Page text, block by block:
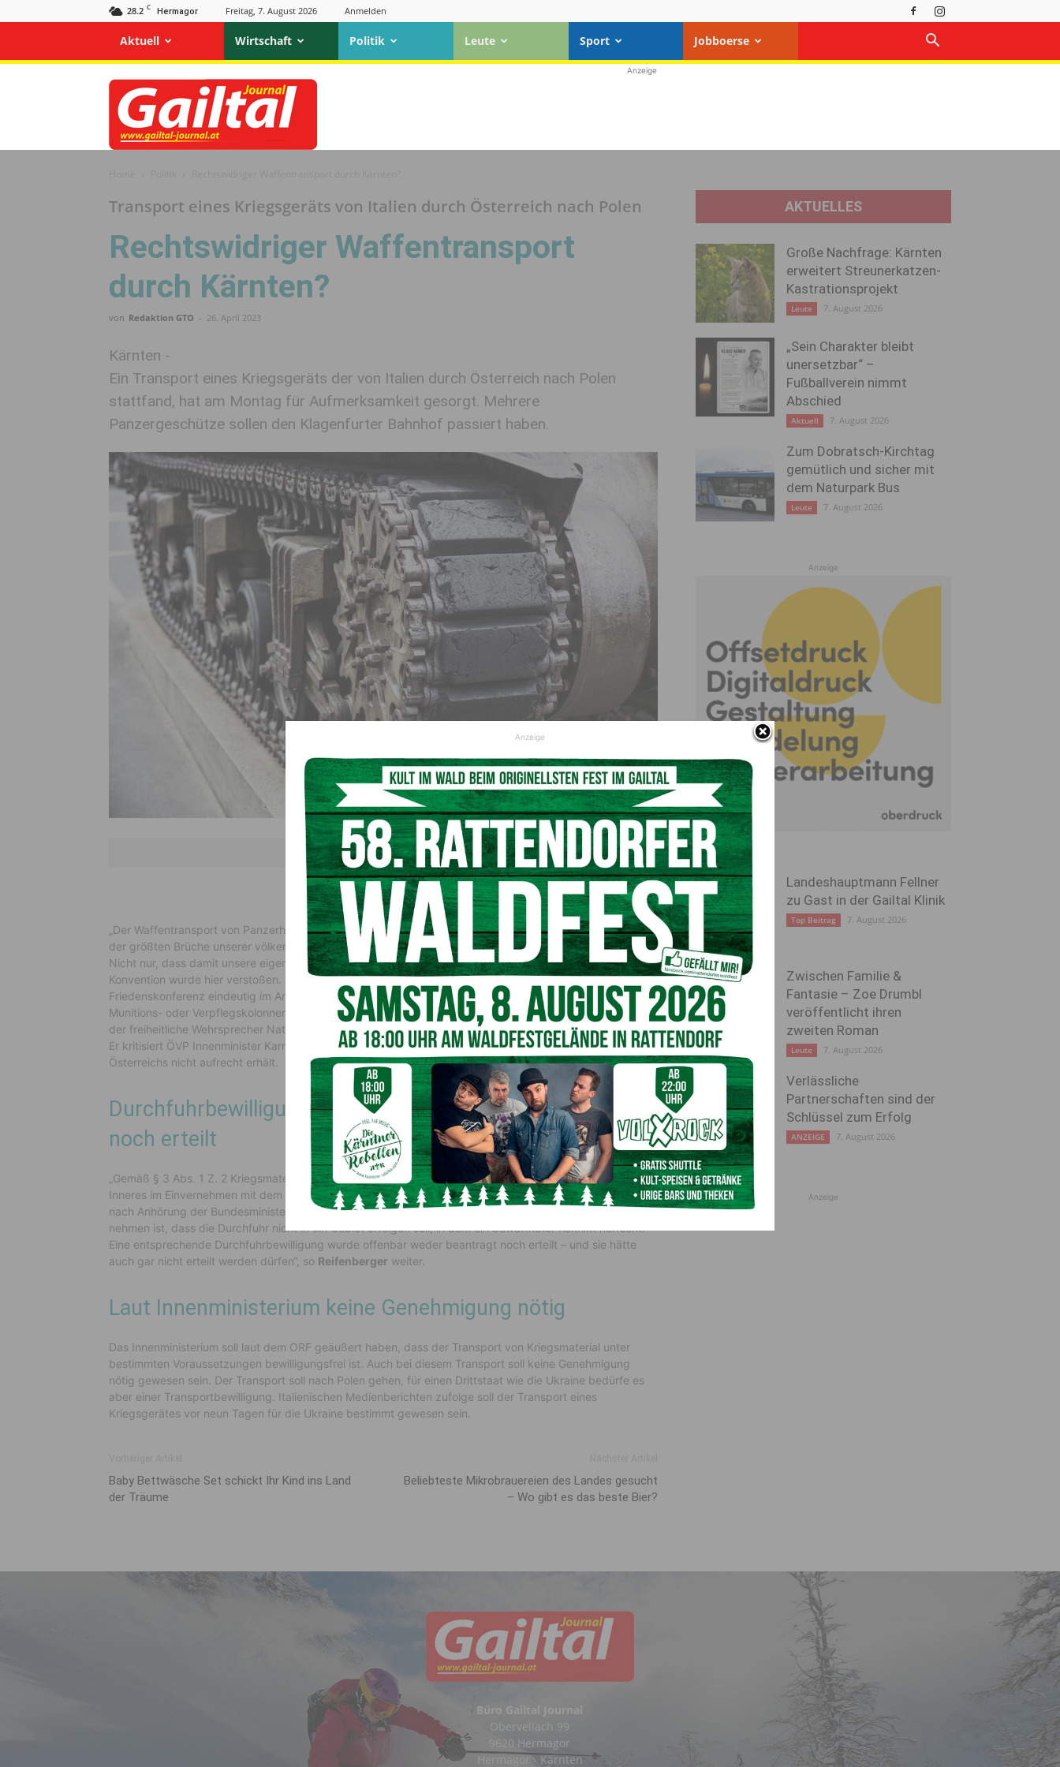
28.2 C Hermagor Freitag, 7. August 2026 Anmelden
Aktuell Wirtschaft Politik Leute Sport Jobboerse
Gailtal
Journal
Anzeige
Transport eines Kriegsgeräts von Italien durch Österreich nach Polen
Rechtswidriger Waffentransport
durch Kärnten?
von Redaktion GTO - 26. April 2023
Kärnten -
Ein Transport eines Kriegsgeräts der von Italien durch Österreich nach Polen
stattfand, hat am Montag für Aufmerksamkeit gesorgt. Mehrere
Panzergeschütze sollen den Klagenfurter Bahnhof passiert haben.
Symbolfoto
© pixabay
„Der Waffentransport von Panzerhaubitzen aus Italien durch Österreich an die Ukraine dürfte wohl einen
der größten Brüche unserer völkerrechtlichen Neutralität darstellen, die unser Land jemals erleben musste.
Nicht nur, dass damit unsere eigenen Gesetze gebrochen wurden, nein auch gegen die Haager
Konvention wurde hier verstoßen. Denn diese definiert im Übereinkommen der II. Haager
Friedenskonferenz eindeutig im Artikel 2, dass es den Kriegführenden untersagt ist, Truppen oder
Munitions- oder Verpflegskolonnen durch das Gebiet einer neutralen Macht durchzuführen“, erklärte heute
der freiheitliche Wehrsprecher NationalratsabgeordneterVolker Reifenbergerdie völkerrechtliche Lage.
Er kritisiert ÖVP Innenminister Karner, der seiner Meinung nach die Neutralität und staatliche Souveränität
Österreichs nicht aufrecht erhält.
Durchfuhrbewilligung wurde offenbar weder beantragt
noch erteilt
„Gemäß § 3 Abs. 1 Z. 2 Kriegsmaterialgesetz müsste eine Durchfuhrbewilligung vom Bundesminister für
Inneres im Einvernehmen mit dem Bundesminister für europäische und internationale Angelegenheiten
nach Anhörung der Bundesministerin für Landesverteidigung erteilt werden, wobei darauf Bedacht zu
nehmen ist, dass die Durchfuhr nicht in ein Gebiet erfolgen soll, in dem ein bewaffneter Konflikt herrscht.
Eine entsprechende Durchfuhrbewilligung wurde offenbar weder beantragt noch erteilt – und sie hätte
auch gar nicht erteilt werden dürfen“, so Reifenberger weiter.
Laut Innenministerium keine Genehmigung nötig
Das Innenministerium soll laut dem ORF geäußert haben, dass der Transport von Kriegsmaterial unter
bestimmten Voraussetzungen bewilligungsfrei ist. Auch bei diesem Transport soll keine Genehmigung
nötig gewesen sein. Der Transport soll nach Polen gehen, für einen Drittstaat wie die Ukraine bedürfe es
aber einer Transportbewilligung. Italienischen Medienberichten zufolge soll der Transport eines
Kriegsgerätes vor neun Tagen für die Ukraine bestimmt gewesen sein.
Baby Bettwäsche Set schickt Ihr Kind ins Land
der Träume
Beliebteste Mikrobrauereien des Landes gesucht
– Wo gibt es das beste Bier?
AKTUELLES
Große Nachfrage: Kärnten
erweitert Streunerkatzen-
Kastrationsprojekt
Leute 7. August 2026
„Sein Charakter bleibt
unersetzbar“ –
Fußballverein nimmt
Abschied
Aktuell 7. August 2026
Zum Dobratsch-Kirchtag
gemütlich und sicher mit
dem Naturpark Bus
Leute 7. August 2026
Anzeige
Landeshauptmann Fellner
zu Gast in der Gailtal Klinik
Top Beitrag 7. August 2026
Zwischen Familie &
Fantasie – Zoe Drumbl
veröffentlicht ihren
zweiten Roman
Leute 7. August 2026
Verlässliche
Partnerschaften sind der
Schlüssel zum Erfolg
ANZEIGE 7. August 2026
Anzeige
Büro Gailtal Journal
Obervellach 99
9620 Hermagor
Hermagor - Kärnten
Anzeige